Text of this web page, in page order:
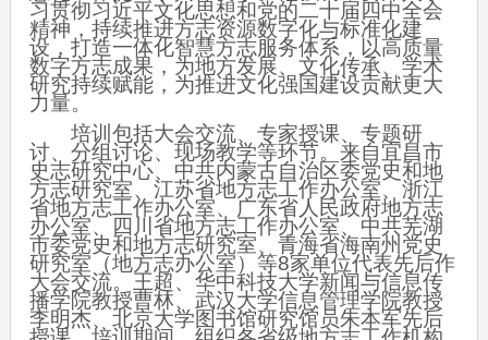
习贯彻习近平文化思想和党的二十届四中全会
精神，持续推进方志资源数字化与标准化建
设，打造一体化智慧方志服务体系，以高质量
数字方志成果，为地方发展、文化传承、学术
研究持续赋能，为推进文化强国建设贡献更大
力量。
培训包括大会交流、专家授课、专题研
讨、分组讨论、现场教学等环节。来自宜昌市
史志研究中心、中共内蒙古自治区委党史和地
方志研究室、江苏省地方志工作办公室、浙江
省地方志工作办公室、广东省人民政府地方志
办公室、四川省地方志工作办公室、中共芜湖
市委党史和地方志研究室、青海省海南州党史
研究室（地方志办公室）等8家单位代表先后作
大会交流。王超、华中科技大学新闻与信息传
播学院教授曹林、武汉大学信息管理学院教授
李明杰、北京大学图书馆研究馆员朱本军先后